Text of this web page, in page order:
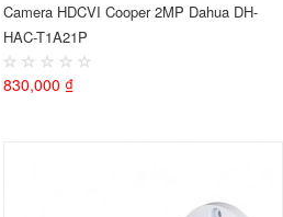
Camera HDCVI Cooper 2MP Dahua DH-
HAC-T1A21P
830,000 ₫